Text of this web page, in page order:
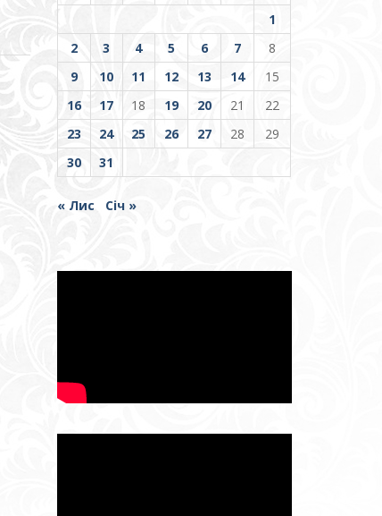
1
2
3 4 5 6 7
8
9
10 11 12 13 14
15
16
17 18 19 20 21
22
23
24 25 26 27 28
29
30
31
« Лис Січ »